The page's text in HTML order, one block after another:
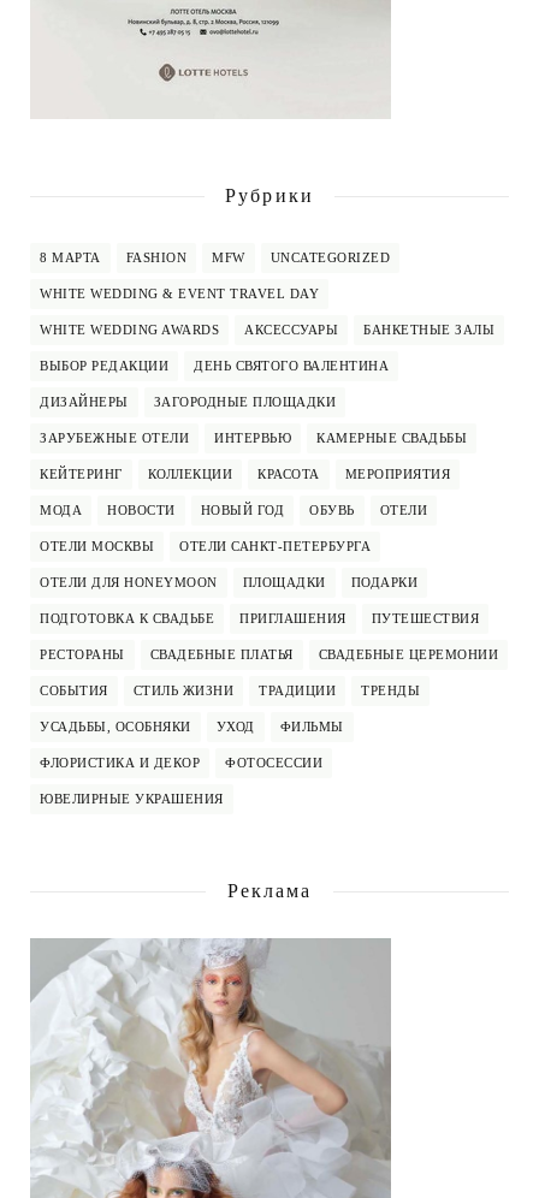
Рубрики
8 МАРТА FASHION MFW UNCATEGORIZED
WHITE WEDDING & EVENT TRAVEL DAY
WHITE WEDDING AWARDS АКСЕССУАРЫ БАНКЕТНЫЕ ЗАЛЫ
ВЫБОР РЕДАКЦИИ ДЕНЬ СВЯТОГО ВАЛЕНТИНА
ДИЗАЙНЕРЫ ЗАГОРОДНЫЕ ПЛОЩАДКИ
ЗАРУБЕЖНЫЕ ОТЕЛИ ИНТЕРВЬЮ КАМЕРНЫЕ СВАДЬБЫ
КЕЙТЕРИНГ КОЛЛЕКЦИИ КРАСОТА МЕРОПРИЯТИЯ
МОДА НОВОСТИ НОВЫЙ ГОД ОБУВЬ ОТЕЛИ
ОТЕЛИ МОСКВЫ ОТЕЛИ САНКТ-ПЕТЕРБУРГА
ОТЕЛИ ДЛЯ HONEYMOON ПЛОЩАДКИ ПОДАРКИ
ПОДГОТОВКА К СВАДЬБЕ ПРИГЛАШЕНИЯ ПУТЕШЕСТВИЯ
РЕСТОРАНЫ СВАДЕБНЫЕ ПЛАТЬЯ СВАДЕБНЫЕ ЦЕРЕМОНИИ
СОБЫТИЯ СТИЛЬ ЖИЗНИ ТРАДИЦИИ ТРЕНДЫ
УСАДЬБЫ, ОСОБНЯКИ УХОД ФИЛЬМЫ
ФЛОРИСТИКА И ДЕКОР ФОТОСЕССИИ
ЮВЕЛИРНЫЕ УКРАШЕНИЯ
Реклама